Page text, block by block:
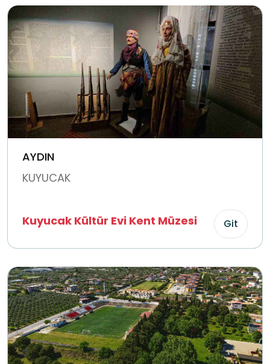
AYDIN
KUYUCAK
Kuyucak Kültür Evi Kent Müzesi Git